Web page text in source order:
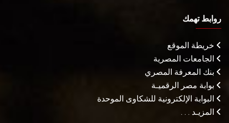
روابط تهمك
خريطة الموقع
الجامعات المصرية
بنك المعرفة المصري
بوابة مصر الرقميـة
البوابة الإلكترونية للشكاوى الموحدة
المزيـد . . .